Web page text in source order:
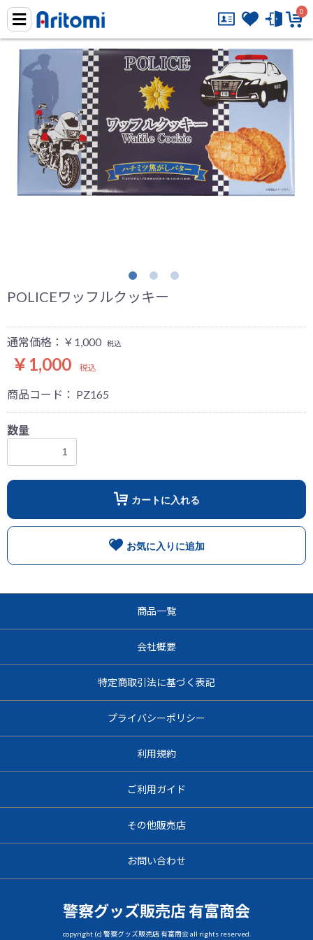
0
POLICEワッフルクッキー
通常価格：￥1,000 税込
￥1,000 税込
商品コード： PZ165
数量
カートに入れる
お買い物を続ける カートへ進む
お気に入りに追加
商品一覧
会社概要
特定商取引法に基づく表記
プライバシーポリシー
利用規約
ご利用ガイド
その他販売店
お問い合わせ
警察グッズ販売店 有富商会
copyright (c) 警察グッズ販売店 有富商会 all rights reserved.